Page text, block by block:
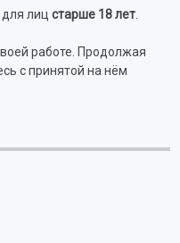
для лицстарше 18 лет
работе. Продолжая
с принятой на нём